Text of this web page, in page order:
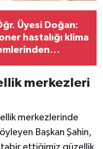
Üyesi Doğan:
hastalığı klima
merkezleri
merkezlerinde
Başkan Şahin,